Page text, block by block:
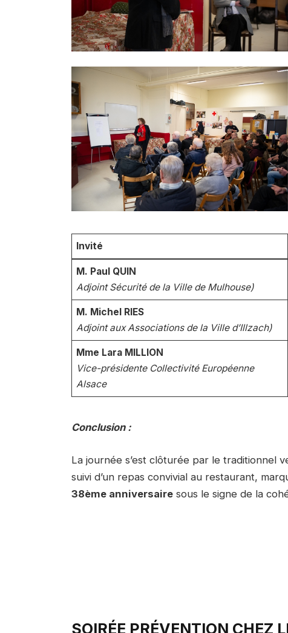
Invité
M. Paul QUIN
Adjoint Sécurité de la Ville de Mulhouse)
M. Michel RIES
Adjoint aux Associations de la Ville d’Illzach)
Mme Lara MILLION
Vice-présidente Collectivité Européenne
Alsace
Conclusion :
La journée s’est clôturée par le traditionnel
suivi d’un repas convivial au restaurant,
38ème anniversairesous le signe de la
SOIRÉE PRÉVENTION CHEZ